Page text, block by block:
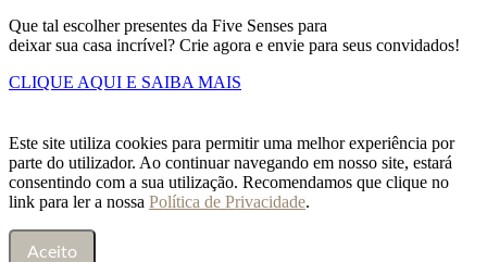
Que tal escolher presentes da Five Senses para
deixar sua casa incrível? Crie agora e envie para seus convidados!
CLIQUE AQUI E SAIBA MAIS
Este site utiliza cookies para permitir uma melhor experiência por
parte do utilizador. Ao continuar navegando em nosso site, estará
consentindo com a sua utilização. Recomendamos que clique no
link para ler a nossa Política de Privacidade.
Aceito